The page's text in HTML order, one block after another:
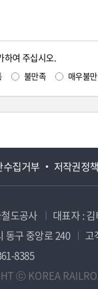
하여 주십시오.
불만족 매우불
수집거부 저작권정책
도공사 대표자 :
동구 중앙로 240
고
8385
ⓒ KOREA